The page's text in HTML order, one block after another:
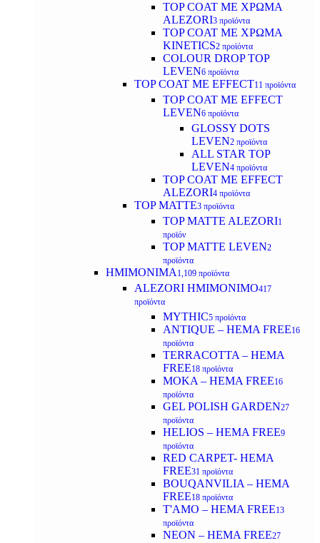
TOP COAT ΜΕ ΧΡΩΜΑ
ALEZORI3 προϊόντα
TOP COAT ΜΕ ΧΡΩΜΑ
KINETICS2 προϊόντα
COLOUR DROP TOP
LEVEN6 προϊόντα
TOP COAT ΜΕ EFFECT11 προϊόντα
TOP COAT ME EFFECT
LEVEN6 προϊόντα
GLOSSY DOTS
LEVEN2 προϊόντα
ALL STAR TOP
LEVEN4 προϊόντα
TOP COAT ME EFFECT
ALEZORI4 προϊόντα
TOP MATTE3 προϊόντα
TOP MATTE ALEZORI1
προϊόν
TOP MATTE LEVEN2
προϊόντα
ΗΜΙΜΟΝΙΜΑ 1,109 προϊόντα
ALEZORI ΗΜΙΜΟΝΙΜΟ417
προϊόντα
MYTHIC5 προϊόντα
ANTIQUE – HEMA FREE16
προϊόντα
TERRACOTTA – HEMA
FREE18 προϊόντα
MOKA – HEMA FREE16
προϊόντα
GEL POLISH GARDEN27
προϊόντα
HELIOS – HEMA FREE9
προϊόντα
RED CARPET- HEMA
FREE31 προϊόντα
BOUQANVILIA – HEMA
FREE18 προϊόντα
T'AMO – HEMA FREE13
προϊόντα
NEON – HEMA FREE27